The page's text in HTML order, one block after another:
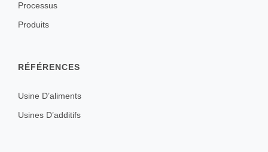
Processus
Produits
RÉFÉRENCES
Usine D’aliments
Usines D’additifs